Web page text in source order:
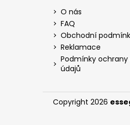
O nás
FAQ
Obchodní
Reklamace
Podmínky
údajů
Copyright 2026